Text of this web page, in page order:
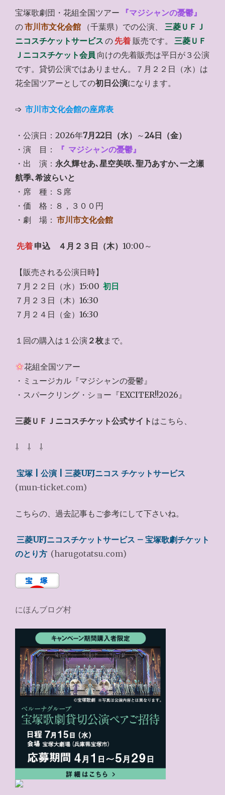
宝塚歌劇団・花組全国ツアー
『マジシャンの憂鬱』
の市川市文化会館 （千葉県）での公演、
三菱ＵＦＪ
ニコスチケットサービス の 先着 販売です。
三菱ＵＦ
Ｊニコスチケット会員 向けの先着販売は平日が３公演
です。貸切公演ではありません。７月２２日（水）は
花全国ツアーとしての初日公演になります。
➩ 市川市文化会館の座席表
・公演日：2026年7月22日（水） ～24日（金）
・演 目：
『 マジシャンの憂鬱』
・出 演： 永久輝せあ､星空美咲､聖乃あすか､一之瀬
航季､希波らいと
・席 種：Ｓ席
・価 格：８，３００円
・劇 場： 市川市文化会館
先着 申込 ４月２３日（木）10:00～
【販売される公演日時】
７月２２日（水）15:00 初日
７月２３日（木）16:30
７月２４日（金）16:30
１回の購入は１公演 ２枚まで。
花組全国ツアー
・ミュージカル『マジシャンの憂鬱』
・スパークリング・ショー『EXCITER!!2026』
三菱ＵＦＪニコスチケット公式サイト はこちら、
⇩ ⇩ ⇩
宝塚 | 公演 | 三菱UFJニコス チケットサービス
(mun-ticket.com)
こちらの、過去記事もご参考にして下さいね。
三菱UFJニコスチケットサービス – 宝塚歌劇チケット
のとり方 (harugotatsu.com)
にほんブログ村